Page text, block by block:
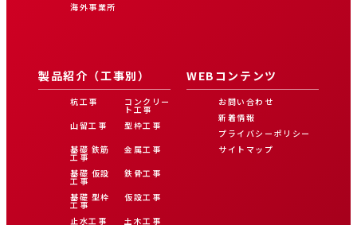
海外事業所
製品紹介（工事別）
杭工事
山留工事
基礎 鉄筋
工事
基礎 仮設
工事
基礎 型枠
工事
止水工事
コンクリー
ト工事
型枠工事
金属工事
鉄骨工事
仮設工事
土木工事
WEBコンテンツ
お問い合わせ
新着情報
プライバシーポリシー
サイトマップ